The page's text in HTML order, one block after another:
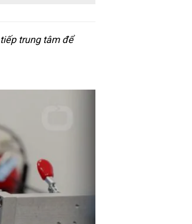
trung tâm để